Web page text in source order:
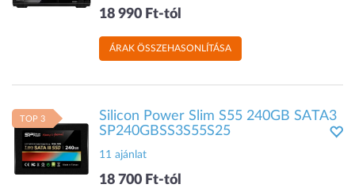
18 990 Ft-tól
ÁRAK ÖSSZEHASONLÍTÁSA
TOP 3
Silicon Power Slim S55 240GB SATA3
SP240GBSS3S55S25
11 ajánlat
18 700 Ft-tól